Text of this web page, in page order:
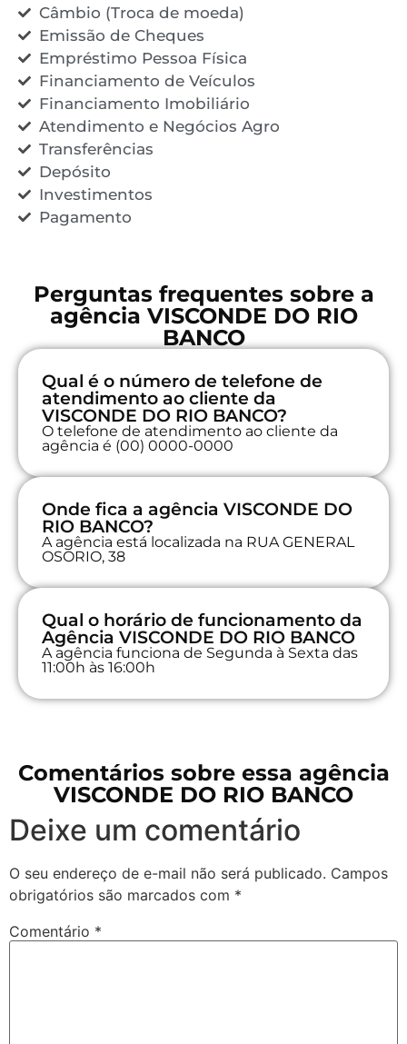
Câmbio (Troca de moeda)
Emissão de Cheques
Empréstimo Pessoa Física
Financiamento de Veículos
Financiamento Imobiliário
Atendimento e Negócios Agro
Transferências
Depósito
Investimentos
Pagamento
Perguntas frequentes sobre a
agência VISCONDE DO RIO
BANCO
Qual é o número de telefone de
atendimento ao cliente da
VISCONDE DO RIO BANCO?
O telefone de atendimento ao cliente da
agência é (00) 0000-0000
Onde fica a agência VISCONDE DO
RIO BANCO?
A agência está localizada na RUA GENERAL
OSORIO, 38
Qual o horário de funcionamento da
Agência VISCONDE DO RIO BANCO
A agência funciona de Segunda à Sexta das
11:00h às 16:00h
Comentários sobre essa agência
VISCONDE DO RIO BANCO
Deixe um comentário
O seu endereço de e-mail não será publicado. Campos
obrigatórios são marcados com *
Comentário *